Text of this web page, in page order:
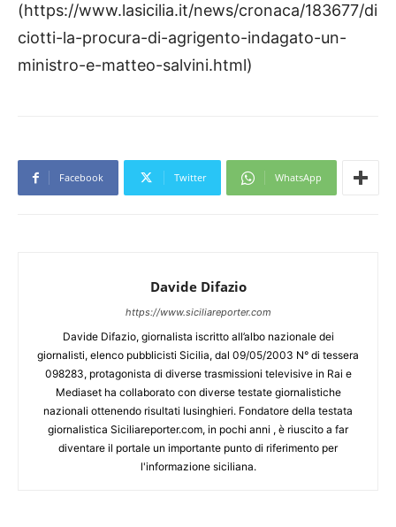
(https://www.lasicilia.it/news/cronaca/183677/di
ciotti-la-procura-di-agrigento-indagato-un-
ministro-e-matteo-salvini.html)
Facebook Twitter WhatsApp
Davide Difazio
https://www.siciliareporter.com
Davide Difazio, giornalista iscritto all’albo nazionale dei
giornalisti, elenco pubblicisti Sicilia, dal 09/05/2003 N° di tessera
098283, protagonista di diverse trasmissioni televisive in Rai e
Mediaset ha collaborato con diverse testate giornalistiche
nazionali ottenendo risultati lusinghieri. Fondatore della testata
giornalistica Siciliareporter.com, in pochi anni , è riuscito a far
diventare il portale un importante punto di riferimento per
l'informazione siciliana.